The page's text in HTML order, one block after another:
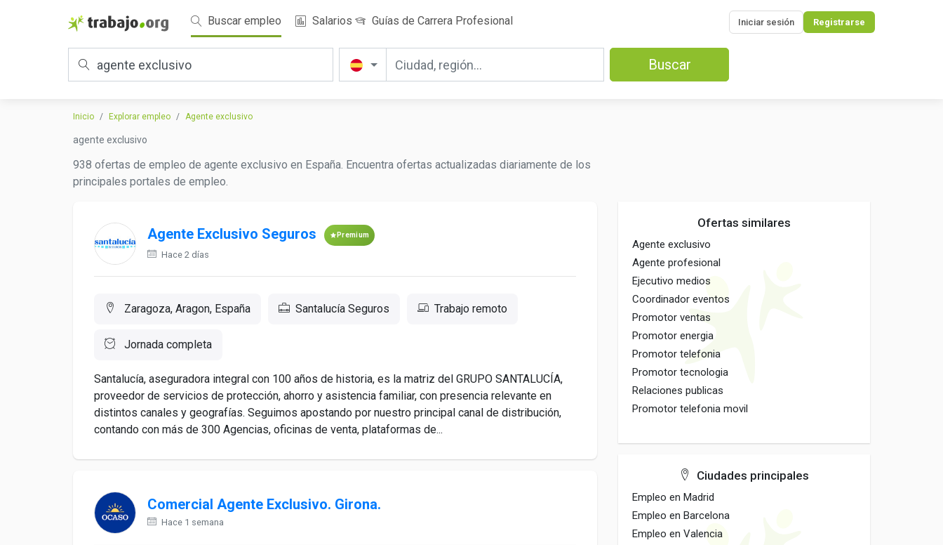
Buscar empleo Salarios Guías de Carrera Profesional Iniciar sesión Registrarse
Buscar
Inicio Explorar empleo Agente exclusivo
agente exclusivo
938 ofertas de empleo de agente exclusivo en España. Encuentra ofertas actualizadas diariamente de los
principales portales de empleo.
Agente Exclusivo Seguros Premium
Hace 2 días
Zaragoza, Aragon, España Santalucía Seguros Trabajo remoto
Jornada completa
Santalucía, aseguradora integral con 100 años de historia, es la matriz del GRUPO SANTALUCÍA,
proveedor de servicios de protección, ahorro y asistencia familiar, con presencia relevante en
distintos canales y geografías. Seguimos apostando por nuestro principal canal de distribución,
contando con más de 300 Agencias, oficinas de venta, plataformas de...
Comercial Agente Exclusivo. Girona.
Hace 1 semana
Ofertas similares
Agente exclusivo
Agente profesional
Ejecutivo medios
Coordinador eventos
Promotor ventas
Promotor energia
Promotor telefonia
Promotor tecnologia
Relaciones publicas
Promotor telefonia movil
Ciudades principales
Empleo en Madrid
Empleo en Barcelona
Empleo en Valencia